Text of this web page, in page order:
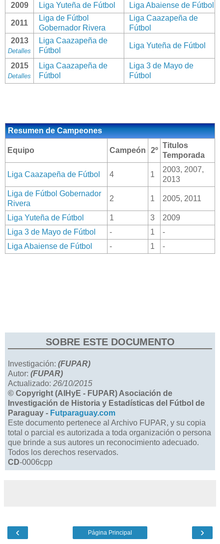
2009
Liga Yuteña de Fútbol Liga Abaiense de Fútbol
2011
Liga de Fútbol
Gobernador Rivera
Liga Caazapeña de
Fútbol
2013
Detalles
Liga Caazapeña de
Fútbol
Liga Yuteña de Fútbol
2015
Detalles
Liga Caazapeña de
Fútbol
Liga 3 de Mayo de
Fútbol
Resumen de Campeones
Equipo Campeón 2º
Titulos
Temporada
Liga Caazapeña de Fútbol 4 1
2003, 2007,
2013
Liga de Fútbol Gobernador
Rivera
2 1 2005, 2011
Liga Yuteña de Fútbol 1 3
2009
Liga 3 de Mayo de Fútbol
- 1
-
Liga Abaiense de Fútbol
- 1 -
SOBRE ESTE DOCUMENTO
Investigación: (FUPAR)
Autor: (FUPAR)
Actualizado: 26/10/2015
© Copyright (AIHyE - FUPAR) Asociación de
Investigación de Historia y Estadísticas del Fútbol de
Paraguay - Futparaguay.com
Este documento pertenece al Archivo FUPAR, y su copia
total o parcial es autorizada a toda organización o persona
que brinde a sus autores un reconocimiento adecuado.
Todos los derechos reservados.
CD-0006cpp
‹ ›
Página Principal